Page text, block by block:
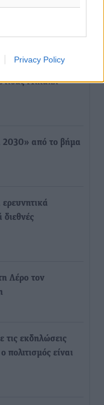
Privacy Policy
Μιχαήλ
2030» από το βήμα
Λέρο τον
τις εκδηλώσεις
πολιτισμός είναι